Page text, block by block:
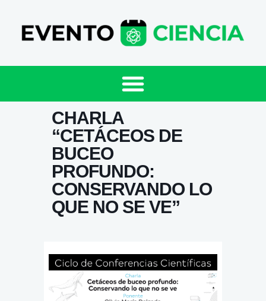
CHARLA
“CETÁCEOS DE
BUCEO
PROFUNDO:
CONSERVANDO LO
QUE NO SE VE”